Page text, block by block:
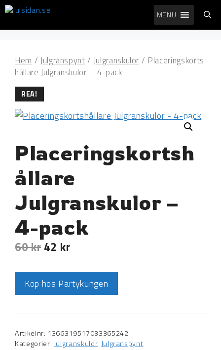
Hoppa
innehåll
MENU
Hem / Julgranspynt / Julgranskulor / Placeringskorts
hållare Julgranskulor – 4-pack
REA!
Placeringskortsh
ållare
Julgranskulor –
4-pack
60kr42 kr
Köp hos Partykungen
Artikelnr: 1366319517033365242
Kategorier: Julgranskulor, Julgranspynt